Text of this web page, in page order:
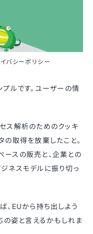
バシーポリシー
プルです。ユーザーの情
ス解析のためのクッキ
の取得を放棄したこと。
スの販売と、企業との
ネスモデルに振り切っ
、EUから持ち出しよう
の姿と言えるかもしれま